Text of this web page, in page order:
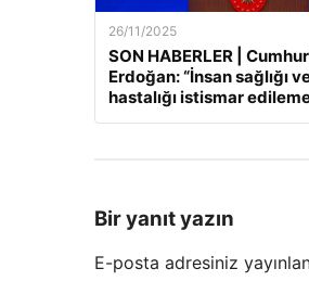
26/11/2025
SON HABERLER |
Erdoğan: “İnsan sağlığı
hastalığı istismar
Bir yanıt yazın
E-posta adresiniz